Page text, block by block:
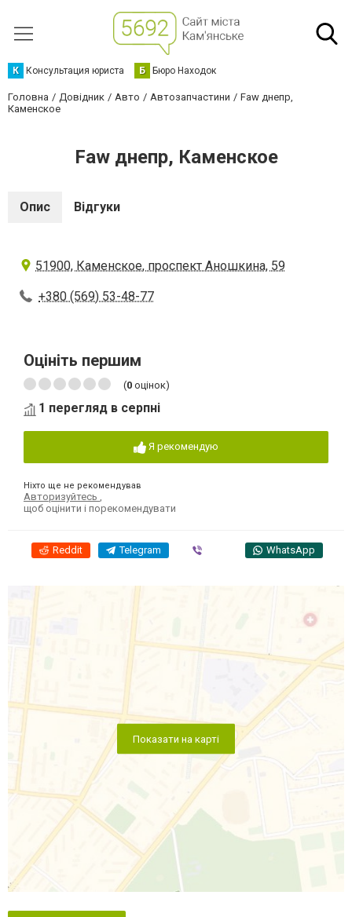
К Консультация юриста Б Бюро Находок
Головна Довідник Авто Автозапчастини
Faw днепр,
Каменское
Faw днепр, Каменское
Опис Відгуки
51900, Каменское, проспект Аношкина, 59
+380 (569) 53-48-77
Оцініть першим
(0 оцінок)
1 перегляд в серпні
Я рекомендую
Ніхто ще не рекомендував
Авторизуйтесь
щоб оцінити і порекомендувати
Reddit Telegram WhatsApp
Показати на карті